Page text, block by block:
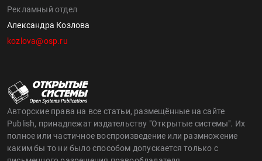
Рекламный отдел
Александра Козлова
kozlova@osp.ru
Авторские права на все статьи, размещённые на сайте
Publish, принадлежат издательству "Открытые системы". Их
полное или частичное воспроизведение или размножение
каким бы то ни было способом допускается только с